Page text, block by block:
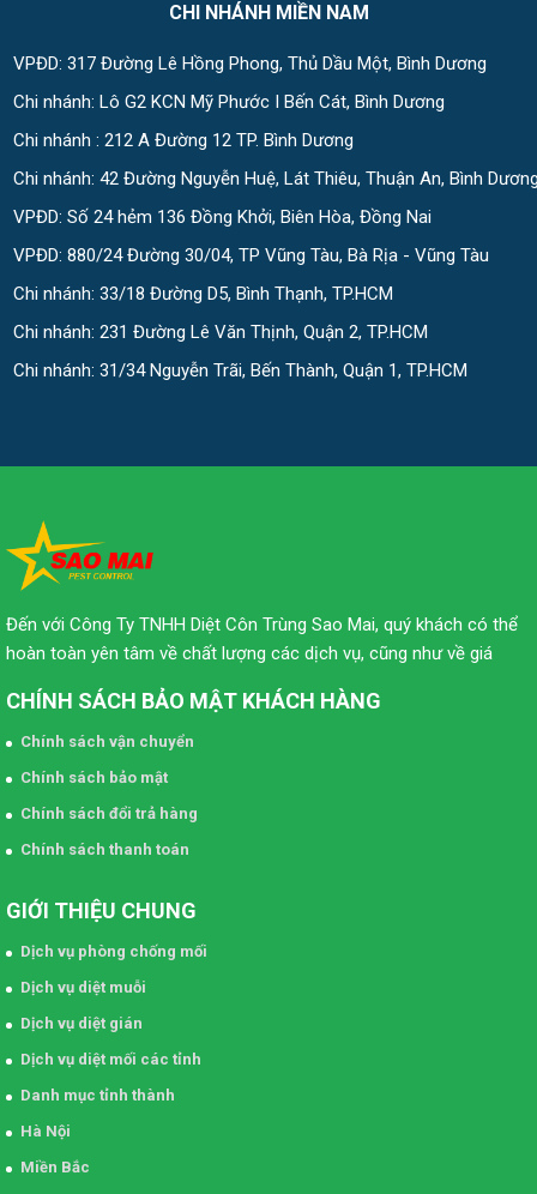
CHI NHÁNH MIỀN NAM
VPĐD: 317 Đường Lê Hồng Phong, Thủ Dầu Một, Bình Dương
Chi nhánh: Lô G2 KCN Mỹ Phước I Bến Cát, Bình Dương
Chi nhánh : 212 A Đường 12 TP. Bình Dương
Chi nhánh: 42 Đường Nguyễn Huệ, Lát Thiêu, Thuận An, Bình
VPĐD: Số 24 hẻm 136 Đồng Khởi, Biên Hòa, Đồng Nai
VPĐD: 880/24 Đường 30/04, TP Vũng Tàu, Bà Rịa - Vũng Tàu
Chi nhánh: 33/18 Đường D5, Bình Thạnh, TP.HCM
Chi nhánh: 231 Đường Lê Văn Thịnh, Quận 2, TP.HCM
Chi nhánh: 31/34 Nguyễn Trãi, Bến Thành, Quận 1, TP.HCM
Đến với Công Ty TNHH Diệt Côn Trùng Sao Mai, quý khách có thể
hoàn toàn yên tâm về chất lượng các dịch vụ, cũng như về giá
CHÍNH SÁCH BẢO MẬT KHÁCH HÀNG
Chính sách vận chuyển
Chính sách bảo mật
Chính sách đổi trả hàng
Chính sách thanh toán
GIỚI THIỆU CHUNG
Dịch vụ phòng chống mối
Dịch vụ diệt muỗi
Dịch vụ diệt gián
Dịch vụ diệt mối các tỉnh
Danh mục tỉnh thành
Hà Nội
Miền Bắc